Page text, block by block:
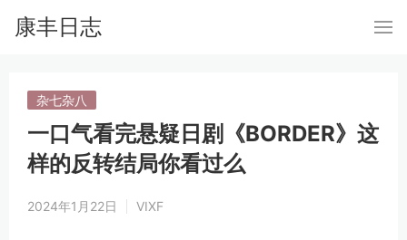
康丰日志
杂七杂八
一口气看完悬疑日剧《BORDER》这
样的反转结局你看过么
2024年1月22日 VIXF